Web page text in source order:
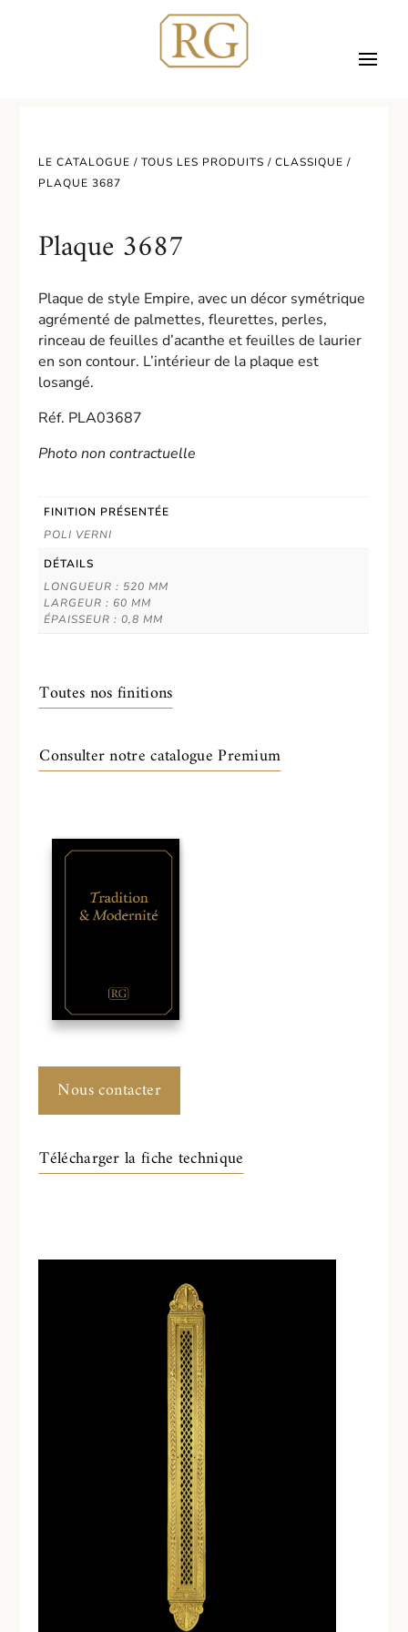
LE CATALOGUE /TOUS LES PRODUITS /CLASSIQUE /
PLAQUE 3687
Plaque 3687
Plaque de style Empire, avec un décor symétrique
agrémenté de palmettes, fleurettes, perles,
rinceau de feuilles d’acanthe et feuilles de laurier
en son contour. L’intérieur de la plaque est
losangé.
Réf. PLA03687
Photo non contractuelle
FINITION PRÉSENTÉE
POLI VERNI
DÉTAILS
LONGUEUR : 520 MM
LARGEUR : 60 MM
ÉPAISSEUR : 0,8 MM
Toutes nos finitions
Consulter notre catalogue Premium
Nous contacter
Télécharger la fiche technique